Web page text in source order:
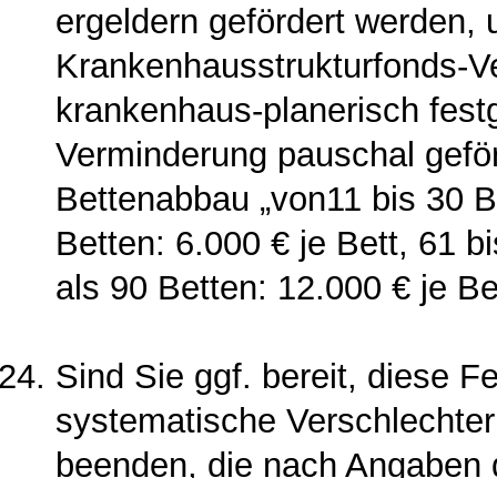
ergeldern gefördert werden,
Krankenhausstrukturfonds-
krankenhaus-planerisch
Verminderung pauschal
Bettenabbau „von11 bis 30
Betten: 6.000 € je Bett, 61
als 90 Betten: 12.000 € je
Sind Sie ggf. bereit, diese
systematische
beenden, die nach